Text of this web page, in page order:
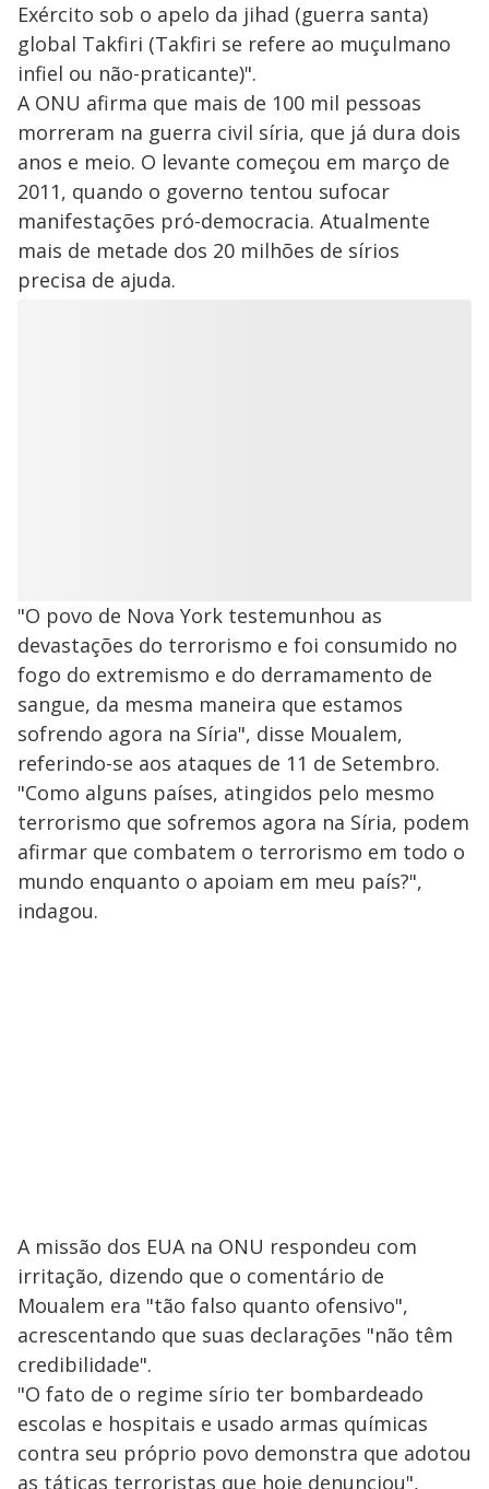
Exército sob o apelo da jihad (guerra santa)
global Takfiri (Takfiri se refere ao muçulmano
infiel ou não-praticante)".
A ONU afirma que mais de 100 mil pessoas
morreram na guerra civil síria, que já dura dois
anos e meio. O levante começou em março de
2011, quando o governo tentou sufocar
manifestações pró-democracia. Atualmente
mais de metade dos 20 milhões de sírios
precisa de ajuda.
"O povo de Nova York testemunhou as
devastações do terrorismo e foi consumido no
fogo do extremismo e do derramamento de
sangue, da mesma maneira que estamos
sofrendo agora na Síria", disse Moualem,
referindo-se aos ataques de 11 de Setembro.
"Como alguns países, atingidos pelo mesmo
terrorismo que sofremos agora na Síria, podem
afirmar que combatem o terrorismo em todo o
mundo enquanto o apoiam em meu país?",
indagou.
A missão dos EUA na ONU respondeu com
irritação, dizendo que o comentário de
Moualem era "tão falso quanto ofensivo",
acrescentando que suas declarações "não têm
credibilidade".
"O fato de o regime sírio ter bombardeado
escolas e hospitais e usado armas químicas
contra seu próprio povo demonstra que adotou
as táticas terroristas que hoje denunciou",